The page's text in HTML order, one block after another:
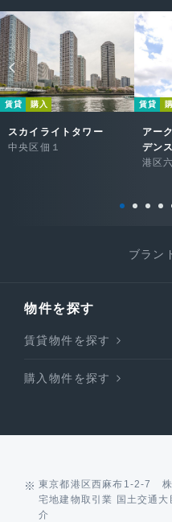
賃貸 購入
スカイライトタワー
中央区佃１
賃貸
アー
デンス
港区
ブラン
物件を探す
賃貸物件を探す
購入物件を探す
東京都港区西麻布1-2-7
宅地建物取引業 国土交通
介